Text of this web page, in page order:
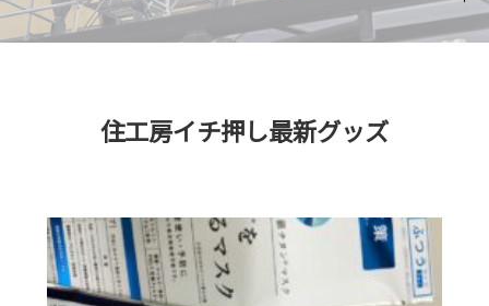
住工房イチ押し最新グッズ